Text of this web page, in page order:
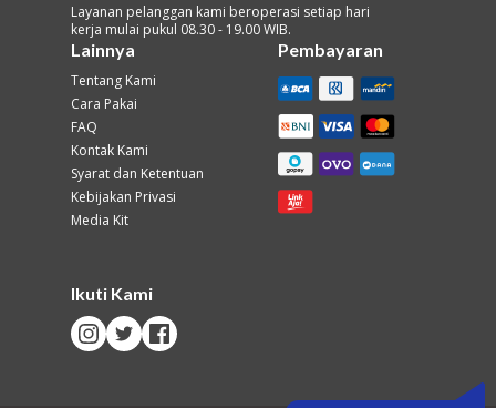
Layanan pelanggan kami beroperasi setiap hari
kerja mulai pukul 08.30 - 19.00 WIB.
Lainnya
Tentang Kami
Cara Pakai
FAQ
Kontak Kami
Syarat dan Ketentuan
Kebijakan Privasi
Media Kit
Ikuti Kami
Pembayaran